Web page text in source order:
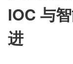
IOC 与
进